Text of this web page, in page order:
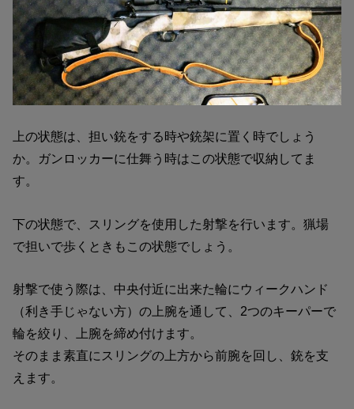
上の状態は、担い銃をする時や銃架に置く時でしょう
か。ガンロッカーに仕舞う時はこの状態で収納してま
す。
下の状態で、スリングを使用した射撃を行います。猟場
で担いで歩くときもこの状態でしょう。
射撃で使う際は、中央付近に出来た輪にウィークハンド
（利き手じゃない方）の上腕を通して、2つのキーパーで
輪を絞り、上腕を締め付けます。
そのまま素直にスリングの上方から前腕を回し、銃を支
えます。